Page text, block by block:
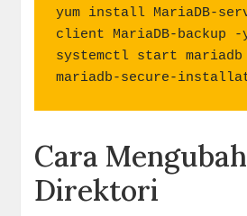
yum install MariaDB-
client MariaDB-backup -
systemctl start mariadb
mariadb-secure-
Cara
Direktori